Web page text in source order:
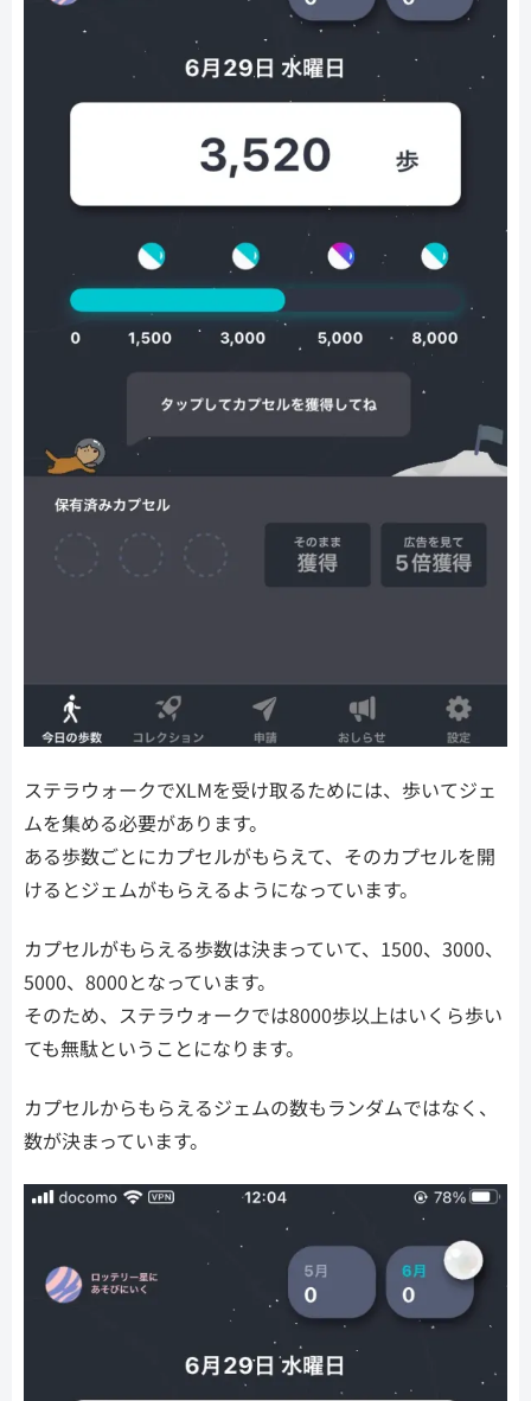
ステラウォークでXLMを受け取るためには、歩いてジェ
ムを集める必要があります。
ある歩数ごとにカプセルがもらえて、そのカプセルを開
けるとジェムがもらえるようになっています。
カプセルがもらえる歩数は決まっていて、1500、3000、
5000、8000となっています。
そのため、ステラウォークでは8000歩以上はいくら歩い
ても無駄ということになります。
カプセルからもらえるジェムの数もランダムではなく、
数が決まっています。